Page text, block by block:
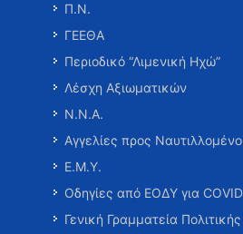
Π.Ν.
ΓΕΕΘΑ
Περιοδικό “Λιμενική Ηχώ”
Λέσχη Αξιωματικών
Ν.Ν.Α.
Αγγελίες προς
Ε.Μ.Υ.
Οδηγίες από ΕΟΔΥ για
Γενική Γραμματεία